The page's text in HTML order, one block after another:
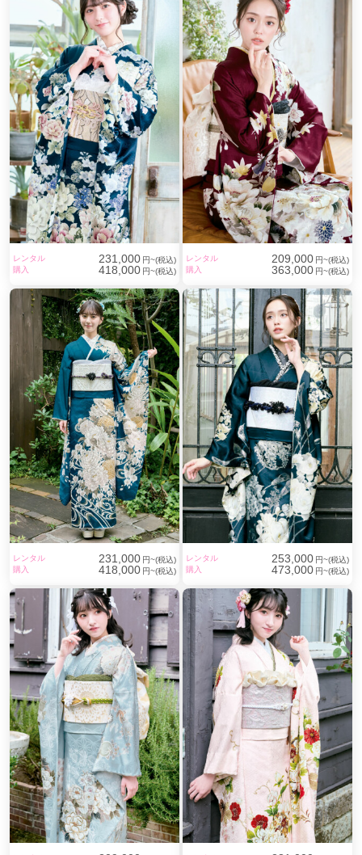
レンタル 231,000 円~(税込)
購入
418,000 円~(税込)
レンタル 209,000 円~(税込)
購入
363,000 円~(税込)
レンタル 231,000 円~(税込)
購入
418,000 円~(税込)
レンタル 253,000 円~(税込)
購入
473,000 円~(税込)